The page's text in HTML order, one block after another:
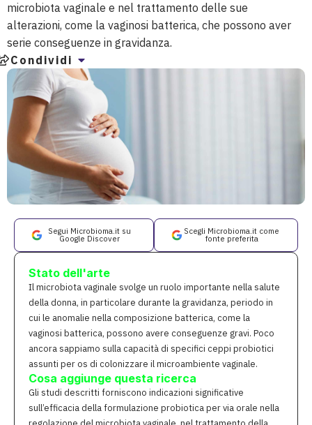
microbiota vaginale e nel trattamento delle sue
alterazioni, come la vaginosi batterica, che possono aver
serie conseguenze in gravidanza.
Condividi
Segui Microbioma.it su
Google Discover
Scegli Microbioma.it come
fonte preferita
Stato dell'arte
Il microbiota vaginale svolge un ruolo importante nella salute
della donna, in particolare durante la gravidanza, periodo in
cui le anomalie nella composizione batterica, come la
vaginosi batterica, possono avere conseguenze gravi. Poco
ancora sappiamo sulla capacità di specifici ceppi probiotici
assunti per os di colonizzare il microambiente vaginale.
Cosa aggiunge questa ricerca
Gli studi descritti forniscono indicazioni significative
sull’efficacia della formulazione probiotica per via orale nella